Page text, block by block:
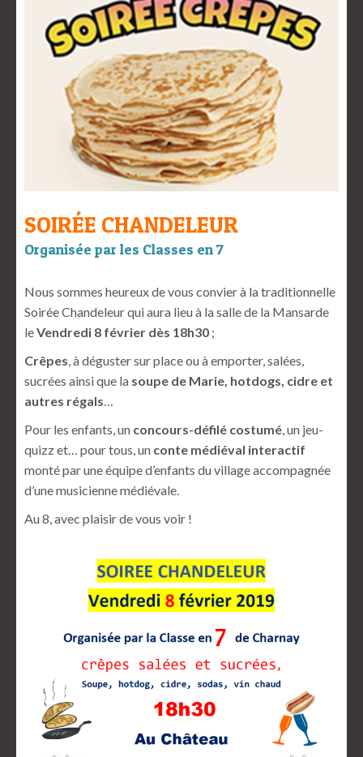
SOIRÉE CHANDELEUR
Organisée par les Classes en 7
Nous sommes heureux de vous convier à la traditionnelle
Soirée Chandeleur qui aura lieu à la salle de la Mansarde
leVendredi 8 février dès 18h30 ;
Crêpes, à déguster sur place ou à emporter, salées,
sucrées ainsi que la soupe de Marie, hotdogs, cidre et
autres régals…
Pour les enfants, un concours-défilé costumé, un jeu-
quizz et… pour tous, un conte médiéval interactif
monté par une équipe d’enfants du village accompagnée
d’une musicienne médiévale.
Au 8, avec plaisir de vous voir !